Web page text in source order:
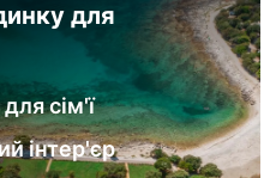
для
сім'ї
інтер'єр